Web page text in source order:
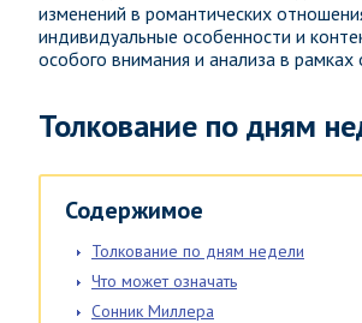
изменений в романтических
индивидуальные особенности и
особого внимания и анализа в рамках
Толкование по дням
Содержимое
Толкование по дням недели
Что может означать
Сонник Миллера